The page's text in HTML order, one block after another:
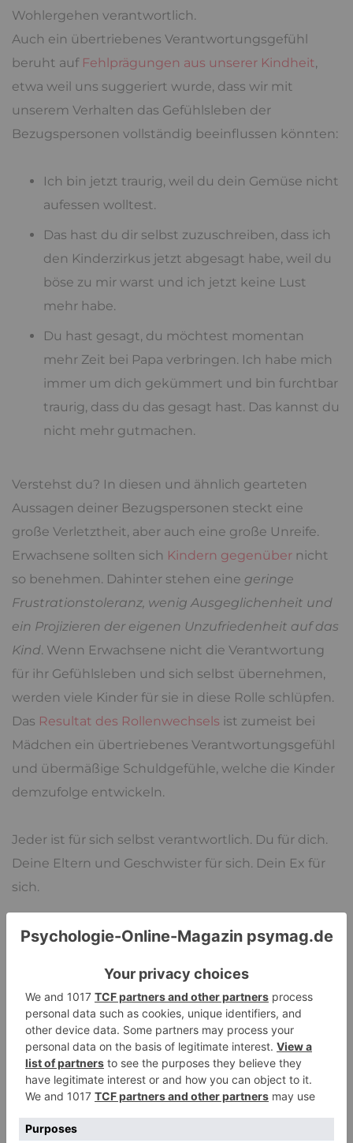
Wohlergehen verantwortlich.
Auch ein übertriebenes Verantwortungsgefühl
beruht auf Fehlprägungen aus unserer Kindheit,
etwa weil uns suggeriert wurde, dass wir mit
unserem Verhalten das Gefühlsleben der
Bezugspersonen vollständig beeinflussen könnten:
Ich bin jetzt traurig, weil du dein Gemüse nicht
aufessen wolltest.
Das hast du dir selbst zuzuschreiben, dass ich
den Kinderzirkus jetzt abgesagt habe, weil du
böse zu mir warst und ich jetzt keine Lust
mehr habe.
Du hast gesagt, du möchtest momentan
mehr Zeit bei Papa verbringen. Ich habe mich
immer um dich gekümmert und bin furchtbar
traurig, dass du das gesagt hast. Das kannst du
nicht mehr gutmachen.
Verstehst du? In diesen und ähnlich gearteten
Aussagen deiner Bezugspersonen steckt eine
große Verletztheit, aber auch eine große Unreife.
Erwachsene sollten sich Kindern gegenüber nicht
so benehmen. Dahinter stehen eine geringe
Frustrationstoleranz, wenig Ausgeglichenheit und
ein Projizieren der eigenen Unzufriedenheit auf das
Kind. Wenn Erwachsene nicht die Verantwortung
für ihr Gefühlsleben und sich selbst übernehmen,
werden viele Kinder für sie in diese Rolle schlüpfen.
Das Resultat des Rollenwechsels ist zumeist bei
Mädchen ein übertriebenes Verantwortungsgefühl
und übermäßige Schuldgefühle, welche die Kinder
demzufolge entwickeln.
Jeder ist für sich selbst verantwortlich. Du für dich.
Deine Eltern und Geschwister für sich. Dein Ex für
sich.
Ja, du darfst ohne
schlechtes Gewissen
glücklich sein!
Obwohl es vor allem Ungeübten schwerfällt,
Grenzen zu setzen und dazu zu stehen, bemerkt
schnell die positiven Effekte für sich selbst.